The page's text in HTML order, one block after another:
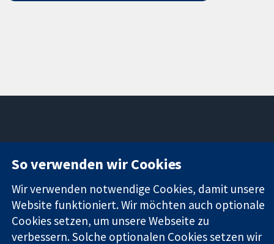
Evidenz
Informierte
Entscheidungen
Bessere
Gesundheit
Square
W1G0AN
Vereinigtes
Königreich
Pressestelle
Über uns
Cochrane
So verwenden wir Cookies
Wir verwenden notwendige Cookies, damit unsere
Website funktioniert. Wir möchten auch optionale
Cookies setzen, um unsere Webseite zu
verbessern. Solche optionalen Cookies setzen wir